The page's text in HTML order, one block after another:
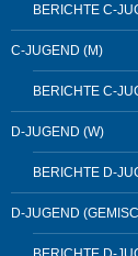
BERICHTE C-
C-JUGEND (M)
BERICHTE C-
D-JUGEND (W)
BERICHTE D-
D-JUGEND